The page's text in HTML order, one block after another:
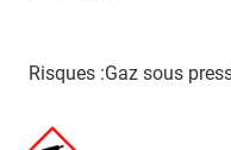
Risques :Gaz sous